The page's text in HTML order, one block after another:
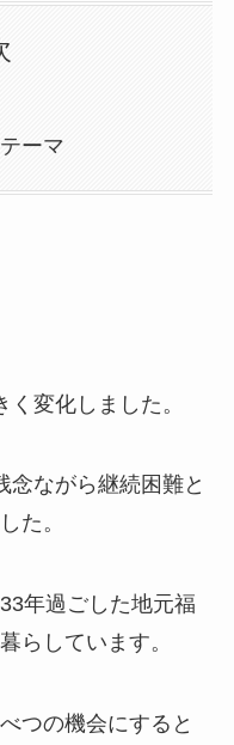
ーマ
変化しました。
念ながら継続困難と
た。
年過ごした地元福
らしています。
つの機会にすると